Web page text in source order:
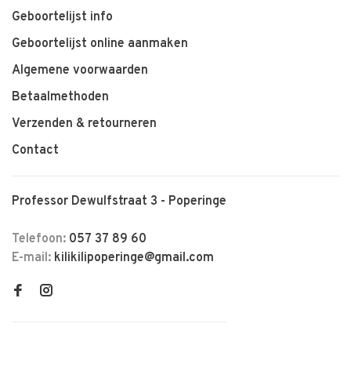
Geboortelijst info
Geboortelijst online aanmaken
Algemene voorwaarden
Betaalmethoden
Verzenden & retourneren
Contact
Professor Dewulfstraat 3 - Poperinge
Telefoon: 057 37 89 60
E-mail: kilikilipoperinge@gmail.com